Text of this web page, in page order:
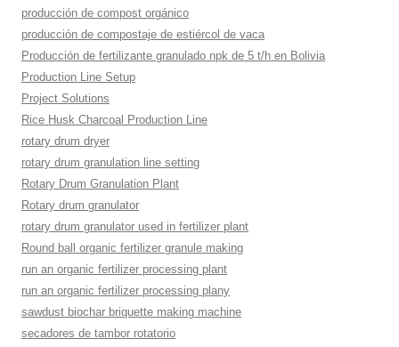
producción de compost orgánico
producción de compostaje de estiércol de vaca
Producción de fertilizante granulado npk de 5 t/h en Bolivia
Production Line Setup
Project Solutions
Rice Husk Charcoal Production Line
rotary drum dryer
rotary drum granulation line setting
Rotary Drum Granulation Plant
Rotary drum granulator
rotary drum granulator used in fertilizer plant
Round ball organic fertilizer granule making
run an organic fertilizer processing plant
run an organic fertilizer processing plany
sawdust biochar briquette making machine
secadores de tambor rotatorio